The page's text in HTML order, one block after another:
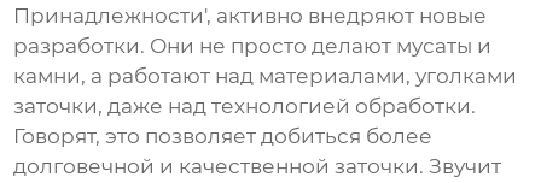
Принадлежности', активно внедряют новые
разработки. Они не просто делают мусаты и
камни, а работают над материалами, уголками
заточки, даже над технологией обработки.
Говорят, это позволяет добиться более
долговечной и качественной заточки. Звучит